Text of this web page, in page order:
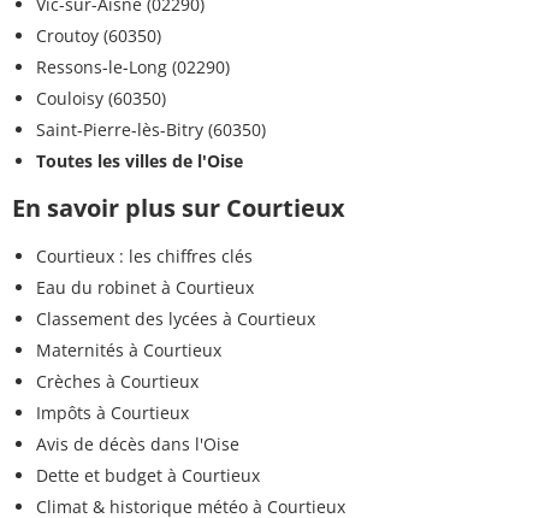
Vic-sur-Aisne (02290)
Croutoy (60350)
Ressons-le-Long (02290)
Couloisy (60350)
Saint-Pierre-lès-Bitry (60350)
Toutes les villes de l'Oise
En savoir plus sur Courtieux
Courtieux : les chiffres clés
Eau du robinet à Courtieux
Classement des lycées à Courtieux
Maternités à Courtieux
Crèches à Courtieux
Impôts à Courtieux
Avis de décès dans l'Oise
Dette et budget à Courtieux
Climat & historique météo à Courtieux